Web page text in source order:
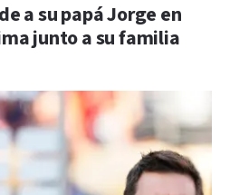
a su papá Jorge en
junto a su familia